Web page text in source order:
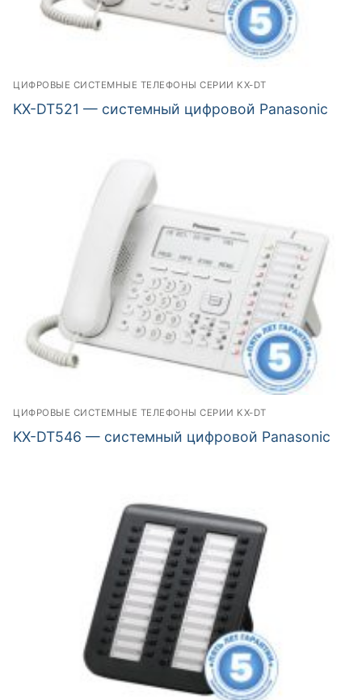
ЦИФРОВЫЕ СИСТЕМНЫЕ ТЕЛЕФОНЫ СЕРИИ KX-DT
KX-DT521 — системный цифровой Panasonic
ЦИФРОВЫЕ СИСТЕМНЫЕ ТЕЛЕФОНЫ СЕРИИ KX-DT
KX-DT546 — системный цифровой Panasonic